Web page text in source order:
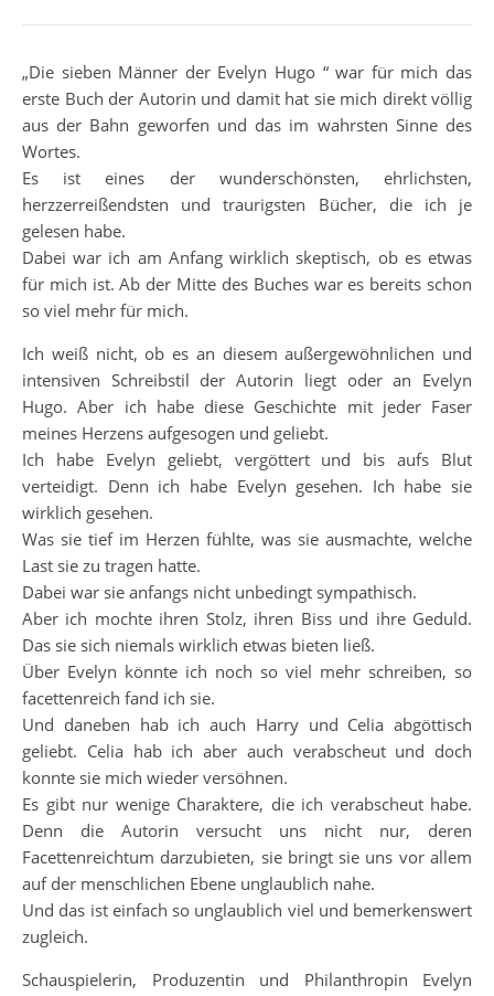
„Die sieben Männer der Evelyn Hugo “ war für mich das
erste Buch der Autorin und damit hat sie mich direkt völlig
aus der Bahn geworfen und das im wahrsten Sinne des
Wortes.
Es ist eines der wunderschönsten, ehrlichsten,
herzzerreißendsten und traurigsten Bücher, die ich je
gelesen habe.
Dabei war ich am Anfang wirklich skeptisch, ob es etwas
für mich ist. Ab der Mitte des Buches war es bereits schon
so viel mehr für mich.
Ich weiß nicht, ob es an diesem außergewöhnlichen und
intensiven Schreibstil der Autorin liegt oder an Evelyn
Hugo. Aber ich habe diese Geschichte mit jeder Faser
meines Herzens aufgesogen und geliebt.
Ich habe Evelyn geliebt, vergöttert und bis aufs Blut
verteidigt. Denn ich habe Evelyn gesehen. Ich habe sie
wirklich gesehen.
Was sie tief im Herzen fühlte, was sie ausmachte, welche
Last sie zu tragen hatte.
Dabei war sie anfangs nicht unbedingt sympathisch.
Aber ich mochte ihren Stolz, ihren Biss und ihre Geduld.
Das sie sich niemals wirklich etwas bieten ließ.
Über Evelyn könnte ich noch so viel mehr schreiben, so
facettenreich fand ich sie.
Und daneben hab ich auch Harry und Celia abgöttisch
geliebt. Celia hab ich aber auch verabscheut und doch
konnte sie mich wieder versöhnen.
Es gibt nur wenige Charaktere, die ich verabscheut habe.
Denn die Autorin versucht uns nicht nur, deren
Facettenreichtum darzubieten, sie bringt sie uns vor allem
auf der menschlichen Ebene unglaublich nahe.
Und das ist einfach so unglaublich viel und bemerkenswert
zugleich.
Schauspielerin, Produzentin und Philanthropin Evelyn